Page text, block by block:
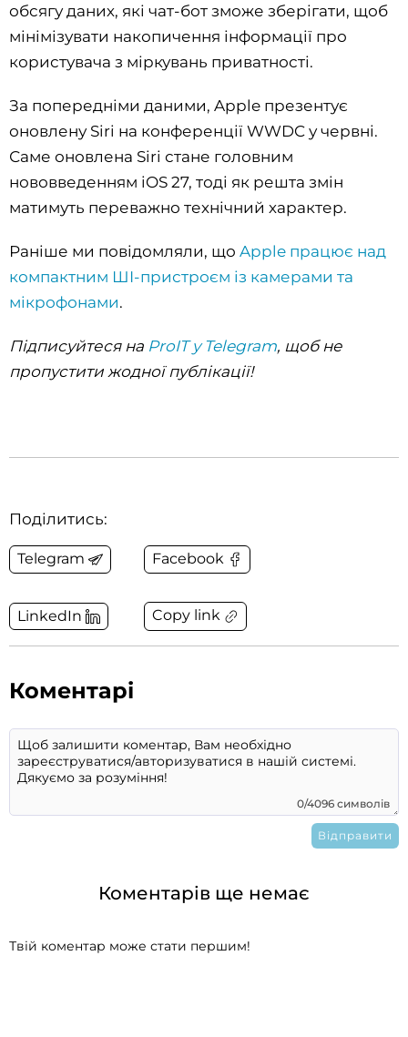
обсягу даних, які чат-бот зможе зберігати, щоб
мінімізувати накопичення інформації про
користувача з міркувань приватності.
За попередніми даними, Apple презентує
оновлену Siri на конференції WWDC у червні.
Саме оновлена Siri стане головним
нововведенням iOS 27, тоді як решта змін
матимуть переважно технічний характер.
Раніше ми повідомляли, що Apple працює над
компактним ШІ-пристроєм із камерами та
мікрофонами.
Підписуйтеся на ProIT у Telegram, щоб не
пропустити жодної публікації!
Поділитись:
Telegram Facebook
LinkedIn Copy link
Коментарі
0/4096 символів
Коментарів ще немає
Твій коментар може стати першим!